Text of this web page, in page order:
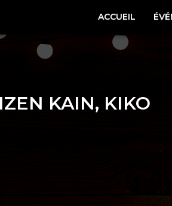
ACCUEIL
KAIN, KIKO